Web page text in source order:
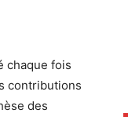
chaque fois
contributions
des